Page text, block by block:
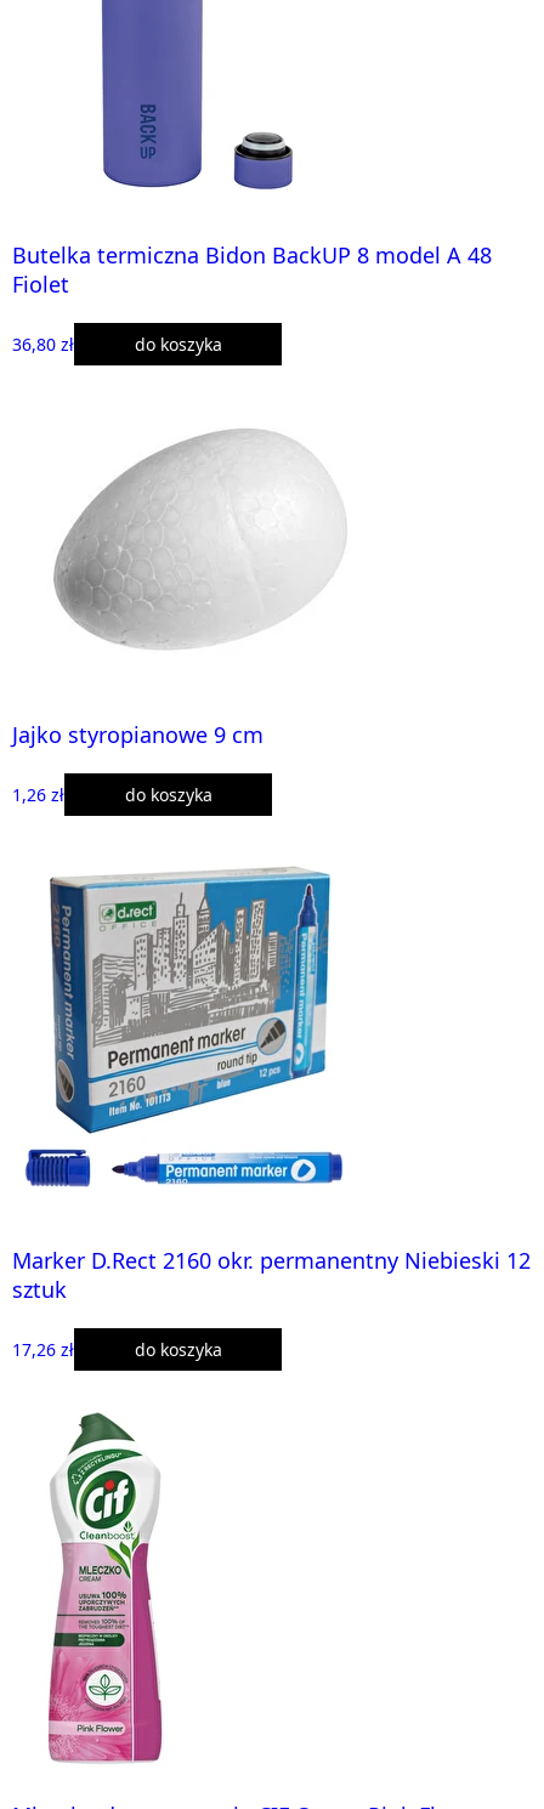
Butelka termiczna Bidon BackUP 8 model A 48
Fiolet
36,80 zł do koszyka
Jajko styropianowe 9 cm
1,26 zł do koszyka
Marker D.Rect 2160 okr. permanentny Niebieski 12
sztuk
17,26 zł do koszyka